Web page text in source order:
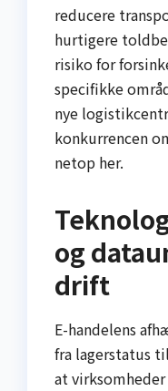
reducere
hurtigere
risiko for
specifikke
nye
konkurrencen
netop her.
og
drift
E-handelens
fra lagerstatus
at